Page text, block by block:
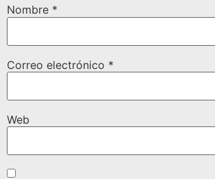
Nombre *
Correo electrónico *
Web